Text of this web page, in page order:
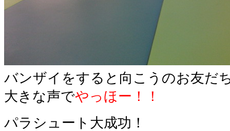
バンザイをすると向こうのお友だ
大きな声でやっほー！！
パラシュート大成功！